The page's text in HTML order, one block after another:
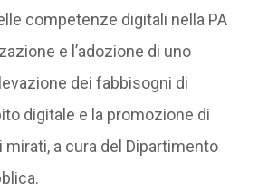
competenze digitali nella PA
e l’adozione di uno
dei fabbisogni di
digitale e la promozione di
a cura del Dipartimento